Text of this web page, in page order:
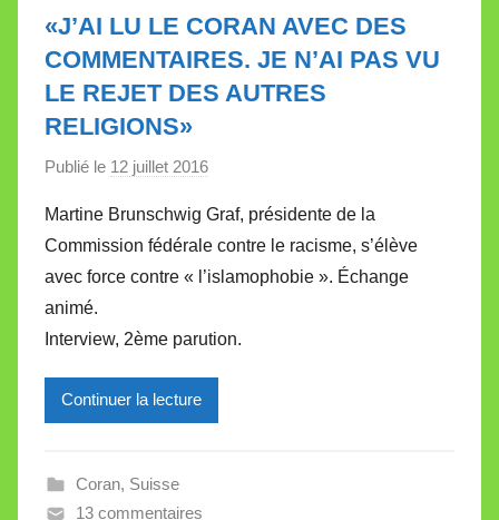
t
t
e
«J’AI LU LE CORAN AVEC DES
COMMENTAIRES. JE N’AI PAS VU
LE REJET DES AUTRES
RELIGIONS»
Publié le 12 juillet 2016
r
M
i
e
l
Martine Brunschwig Graf, présidente de la
Commission fédérale contre le racisme, s’élève
avec force contre « l’islamophobie ». Échange
animé.
Interview, 2ème parution.
Continuer la lecture
Coran, Suisse
13 commentaires